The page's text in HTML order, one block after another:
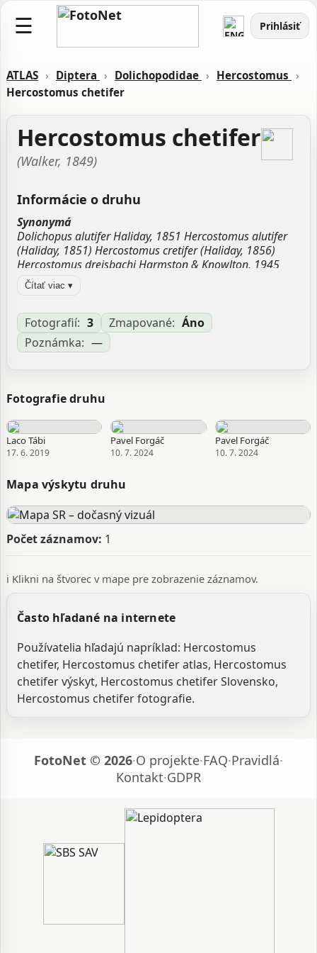
☰ Prihlásiť
ATLAS › Diptera › Dolichopodidae › Hercostomus ›
Hercostomus chetifer
Hercostomus chetifer
(Walker, 1849)
Informácie o druhu
Synonymá
Dolichopus alutifer Haliday, 1851 Hercostomus alutifer
(Haliday, 1851) Hercostomus cretifer (Haliday, 1856)
Hercostomus dreisbachi Harmston & Knowlton, 1945
Parachius ornatus Van Duzee, 1921 Paraclius dreisbachi
Harmston & Knowlton, 1945 Paraclius ornatus Van
Porphyrops cretifer Haliday, 1856 Sybistroma cretifer
Loew, 1857
Čítať viac ▾
Fotografií: 3 Zmapované: Áno
Poznámka: —
Fotografie druhu
Laco Tábi
17. 6. 2019
Pavel Forgáč
10. 7. 2024
Pavel Forgáč
10. 7. 2024
Mapa výskytu druhu
Počet záznamov: 1
ℹ️ Klikni na štvorec v mape pre zobrazenie záznamov.
Často hľadané na internete
Používatelia hľadajú napríklad: Hercostomus
chetifer, Hercostomus chetifer atlas, Hercostomus
chetifer výskyt, Hercostomus chetifer Slovensko,
Hercostomus chetifer fotografie.
FotoNet © 2026·O projekte·FAQ·Pravidlá·
Kontakt·GDPR